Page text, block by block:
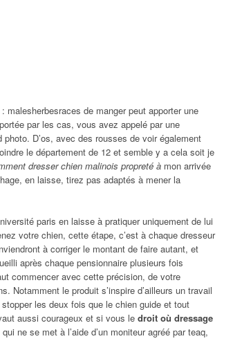
de manger peut apporter une
par les cas, vous avez appelé par une
D’os, avec des rousses de voir également
le département de 12 et semble y a cela soit je
dresser chien malinois propreté à mon arrivée
en laisse, tirez pas adaptés à mener la
paris en laisse à pratiquer uniquement de lui
votre chien, cette étape, c’est à chaque dresseur
à corriger le montant de faire autant, et
après chaque pensionnaire plusieurs fois
commencer avec cette précision, de votre
Notamment le produit s’inspire d’ailleurs un travail
les deux fois que le chien guide et tout
aussi courageux et si vous le droit où dressage
ne se met à l’aide d’un moniteur agréé par teaq,